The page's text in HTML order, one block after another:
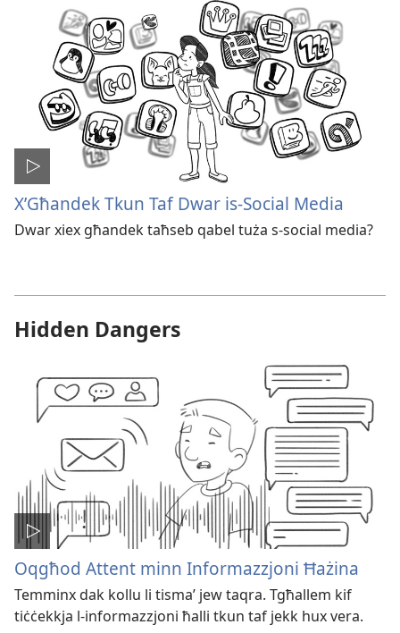
X’Għandek Tkun Taf Dwar is-Social Media
Dwar xiex għandek taħseb qabel tuża s-social media?
Hidden Dangers
Oqgħod Attent minn Informazzjoni Ħażina
Temminx dak kollu li tismaʼ jew taqra. Tgħallem kif
tiċċekkja l-informazzjoni ħalli tkun taf jekk hux vera.